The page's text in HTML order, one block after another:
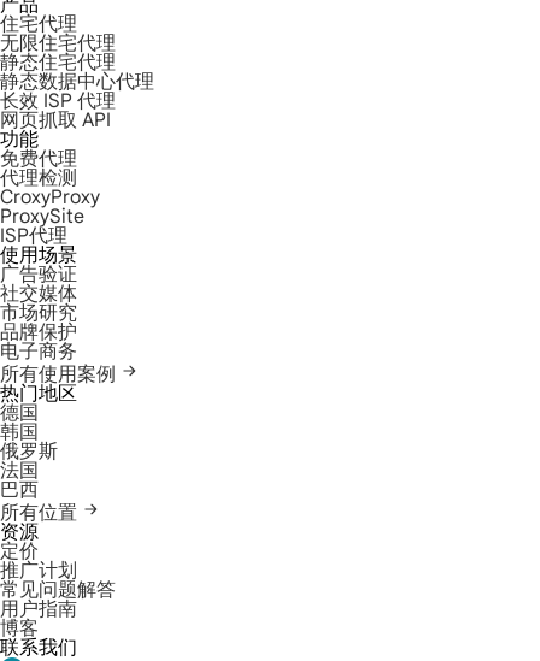
产品
住宅代理
无限住宅代理
静态住宅代理
静态数据中心代理
长效 ISP 代理
网页抓取 API
功能
免费代理
代理检测
CroxyProxy
ProxySite
ISP代理
使用场景
广告验证
社交媒体
市场研究
品牌保护
电子商务
所有使用案例
热门地区
德国
韩国
俄罗斯
法国
巴西
所有位置
资源
定价
推广计划
常见问题解答
用户指南
博客
联系我们